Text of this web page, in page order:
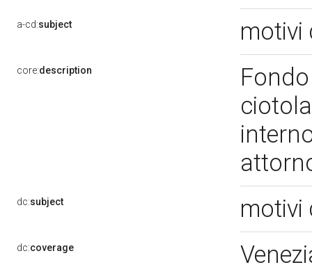
a-cd:subject motivi
core:description
dc:subject motivi
dc:coverage